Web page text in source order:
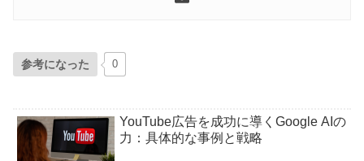
参考になった 0
YouTube広告を成功に導くGoogle AIの
力：具体的な事例と戦略